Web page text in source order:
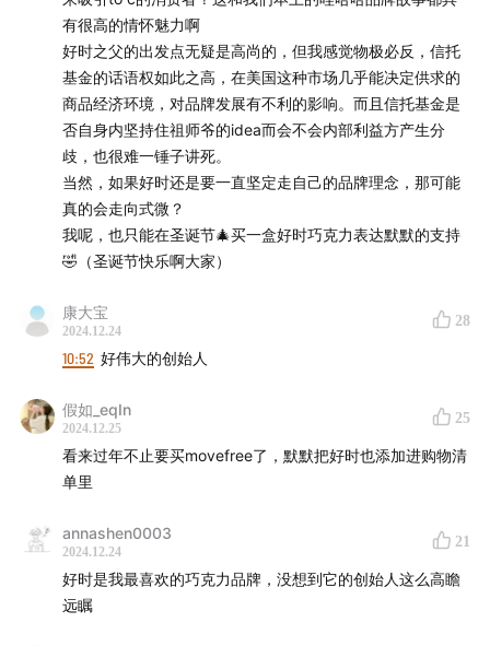
监制：Zelin、Qianwen、Stella
实习研究员：佳麒、beibei、子萱
运营：George
后期：沁茗
商业内容策划：Nene
封面设计：饭团
商务合作：声动早咖啡等节目商业合作持续招募中，点击
business@shengfm.cn
加入我们：声动活泼正在寻找商业化合作经理、播客节目
入口 ；
听众投稿：如果你了解身边日常现象的背后原因，欢迎投
，你的发现可能出现在节目中；
有很高的情怀魅力啊
好时之父的出发点无疑是高尚的，但我感觉物极必反，信托
基金的话语权如此之高，在美国这种市场几乎能决定供求的
商品经济环境，对品牌发展有不利的影响。而且信托基金是
否自身内坚持住祖师爷的idea而会不会内部利益方产生分
歧，也很难一锤子讲死。
当然，如果好时还是要一直坚定走自己的品牌理念，那可能
真的会走向式微？
我呢，也只能在圣诞节🎄买一盒好时巧克力表达默默的支持
🤣（圣诞节快乐啊大家）
康大宝
2024.12.24
28
10:52 好伟大的创始人
假如_eqIn
2024.12.25
25
看来过年不止要买movefree了，默默把好时也添加进购物清
单里
annashen0003
2024.12.24
21
好时是我最喜欢的巧克力品牌，没想到它的创始人这么高瞻
远瞩